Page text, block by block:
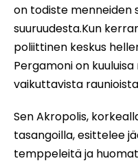
on todiste menneiden
suuruudesta.Kun
poliittinen keskus
Pergamoni on
vaikuttavista
Sen Akropolis,
tasangoilla, esittelee
temppeleitä ja